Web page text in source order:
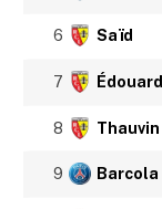
6 Saïd
7 Édouard
8 Thauvin
9 Barcola